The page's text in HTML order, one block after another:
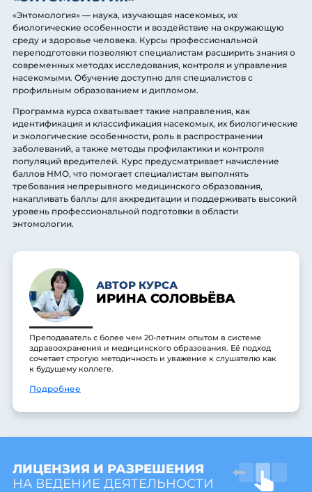
«Энтомология» — наука, изучающая насекомых, их
биологические особенности и воздействие на окружающую
среду и здоровье человека. Курсы профессиональной
переподготовки позволяют специалистам расширить знания о
современных методах исследования, контроля и управления
насекомыми. Обучение доступно для специалистов с
профильным образованием и дипломом.
Программа курса охватывает такие направления, как
идентификация и классификация насекомых, их биологические
и экологические особенности, роль в распространении
заболеваний, а также методы профилактики и контроля
популяций вредителей. Курс предусматривает начисление
баллов НМО, что помогает специалистам выполнять
требования непрерывного медицинского образования,
накапливать баллы для аккредитации и поддерживать высокий
уровень профессиональной подготовки в области
энтомологии.
АВТОР КУРСА
ИРИНА СОЛОВЬЁВА
Преподаватель с более чем 20-летним опытом в системе
здравоохранения и медицинского образования. Её подход
сочетает строгую методичность и уважение к слушателю как
к будущему коллеге.
Подробнее
ЛИЦЕНЗИЯ И РАЗРЕШЕНИЯ
НА ВЕДЕНИЕ ДЕЯТЕЛЬНОСТИ